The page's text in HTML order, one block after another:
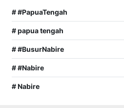
# #PapuaTengah
# papua tengah
# #BusurNabire
# #Nabire
# Nabire